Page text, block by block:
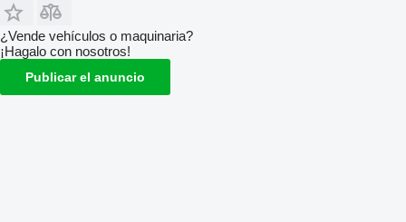
¿Vende vehículos o maquinaria?
¡Hagalo con nosotros!
Publicar el anuncio